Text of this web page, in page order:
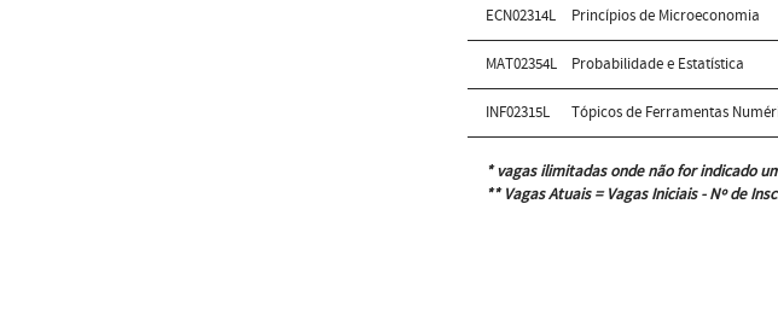
ECN02314L Princípios de Microeconomia
MAT02354L Probabilidade e Estatística
INF02315L Tópicos de Ferramentas
* vagas ilimitadas onde não for indicado
** Vagas Atuais = Vagas Iniciais - Nº de